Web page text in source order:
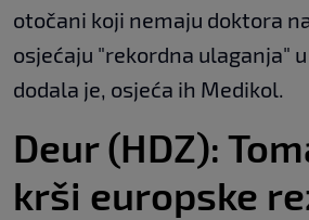
otočani koji nemaju doktora
osjećaju "rekordna ulaganja"
dodala je, osjeća ih Medikol.
Deur (HDZ):
krši europske